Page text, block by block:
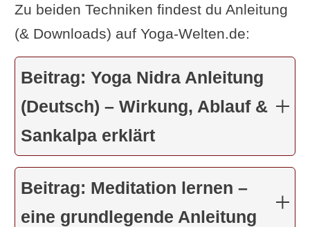
Zu beiden Techniken findest du Anleitung
(& Downloads) auf Yoga-Welten.de:
Beitrag: Yoga Nidra Anleitung
(Deutsch) – Wirkung, Ablauf &
Sankalpa erklärt
Beitrag: Meditation lernen –
eine grundlegende Anleitung